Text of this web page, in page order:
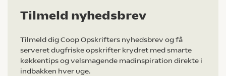
Tilmeld nyhedsbrev
Tilmeld dig Coop Opskrifters nyhedsbrev og få
serveret dugfriske opskrifter krydret med smarte
køkkentips og velsmagende madinspiration direkte i
indbakken hver uge.